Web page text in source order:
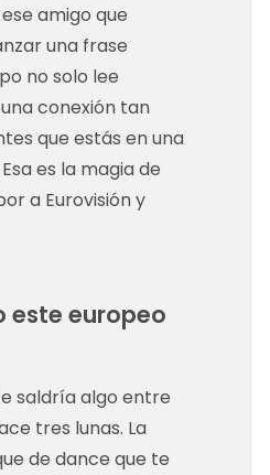
amigo que
una frase
no solo lee
conexión tan
que estás en una
es la magia de
a Eurovisión y
este europeo
saldría algo entre
tres lunas. La
de dance que te